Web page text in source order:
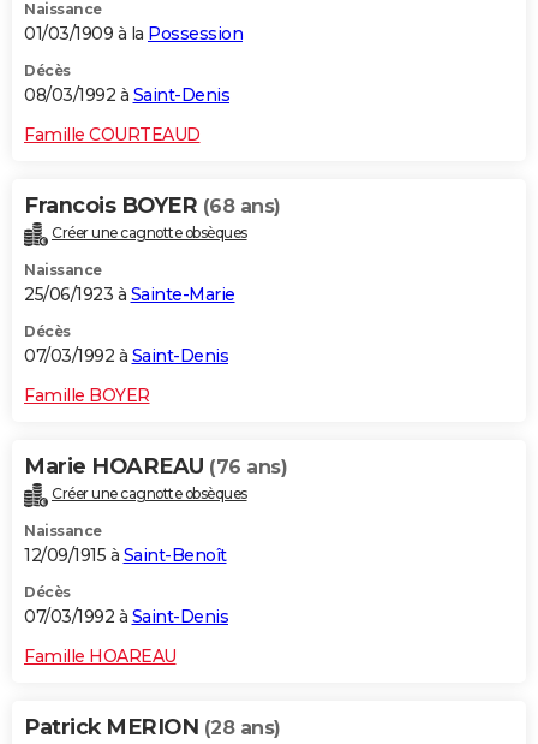
Naissance
01/03/1909 à la Possession
Décès
08/03/1992 à Saint-Denis
Famille COURTEAUD
Francois BOYER (68 ans)
Créer une cagnotte obsèques
Naissance
25/06/1923 à Sainte-Marie
Décès
07/03/1992 à Saint-Denis
Famille BOYER
Marie HOAREAU (76 ans)
Créer une cagnotte obsèques
Naissance
12/09/1915 à Saint-Benoît
Décès
07/03/1992 à Saint-Denis
Famille HOAREAU
Patrick MERION (28 ans)